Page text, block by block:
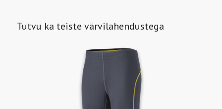
Tutvu ka teiste värvilahendustega